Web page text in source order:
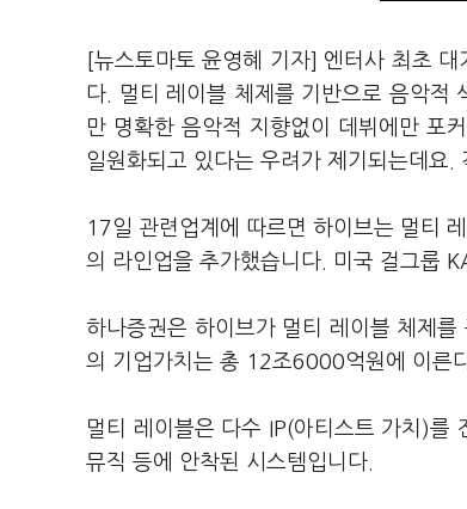
[뉴스토마토 윤영혜 기자] 엔터사 최초 대
다. 멀티 레이블 체제를 기반으로 음악적
만 명확한 음악적 지향없이 데뷔에만 포
일원화되고 있다는 우려가 제기되는데요.
17일 관련업계에 따르면 하이브는 멀티
의 라인업을 추가했습니다. 미국 걸그룹
하나증권은 하이브가 멀티 레이블 체제
의 기업가치는 총 12조6000억원에 이른
멀티 레이블은 다수 IP(아티스트 가치)를
뮤직 등에 안착된 시스템입니다.